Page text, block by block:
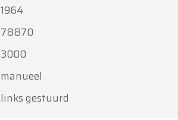
1964
78870
3000
manueel
links gestuurd